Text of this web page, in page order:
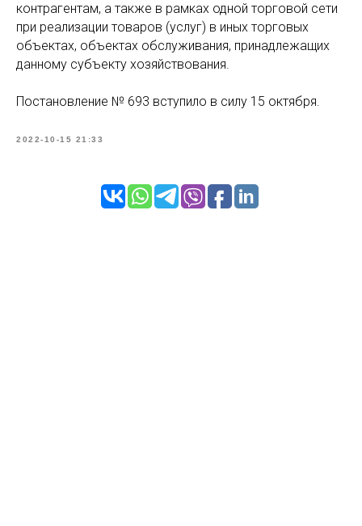
контрагентам, а также в рамках одной торговой сети
при реализации товаров (услуг) в иных торговых
объектах, объектах обслуживания, принадлежащих
данному субъекту хозяйствования.
Постановление № 693 вступило в силу 15 октября.
2022-10-15 21:33